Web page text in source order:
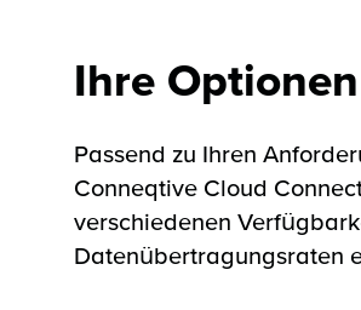
Ihre Optionen
Passend zu Ihren
Conneqtive Cloud
verschiedenen
Datenübertragungsraten